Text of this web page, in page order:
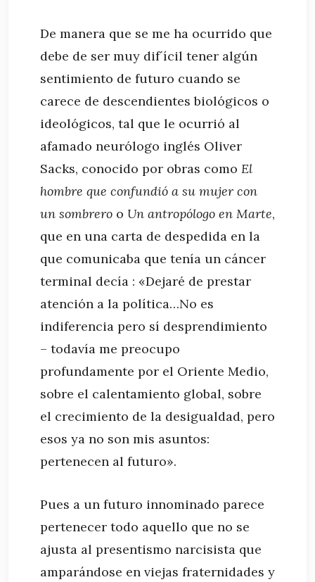
De manera que se me ha ocurrido que
debe de ser muy dif´ícil tener algún
sentimiento de futuro cuando se
carece de descendientes biológicos o
ideológicos, tal que le ocurrió al
afamado neurólogo inglés Oliver
Sacks, conocido por obras como El
hombre que confundió a su mujer con
un sombrero o Un antropólogo en Marte,
que en una carta de despedida en la
que comunicaba que tenía un cáncer
terminal decía : «Dejaré de prestar
atención a la política…No es
indiferencia pero sí desprendimiento
– todavía me preocupo
profundamente por el Oriente Medio,
sobre el calentamiento global, sobre
el crecimiento de la desigualdad, pero
esos ya no son mis asuntos:
pertenecen al futuro».
Pues a un futuro innominado parece
pertenecer todo aquello que no se
ajusta al presentismo narcisista que
amparándose en viejas fraternidades y